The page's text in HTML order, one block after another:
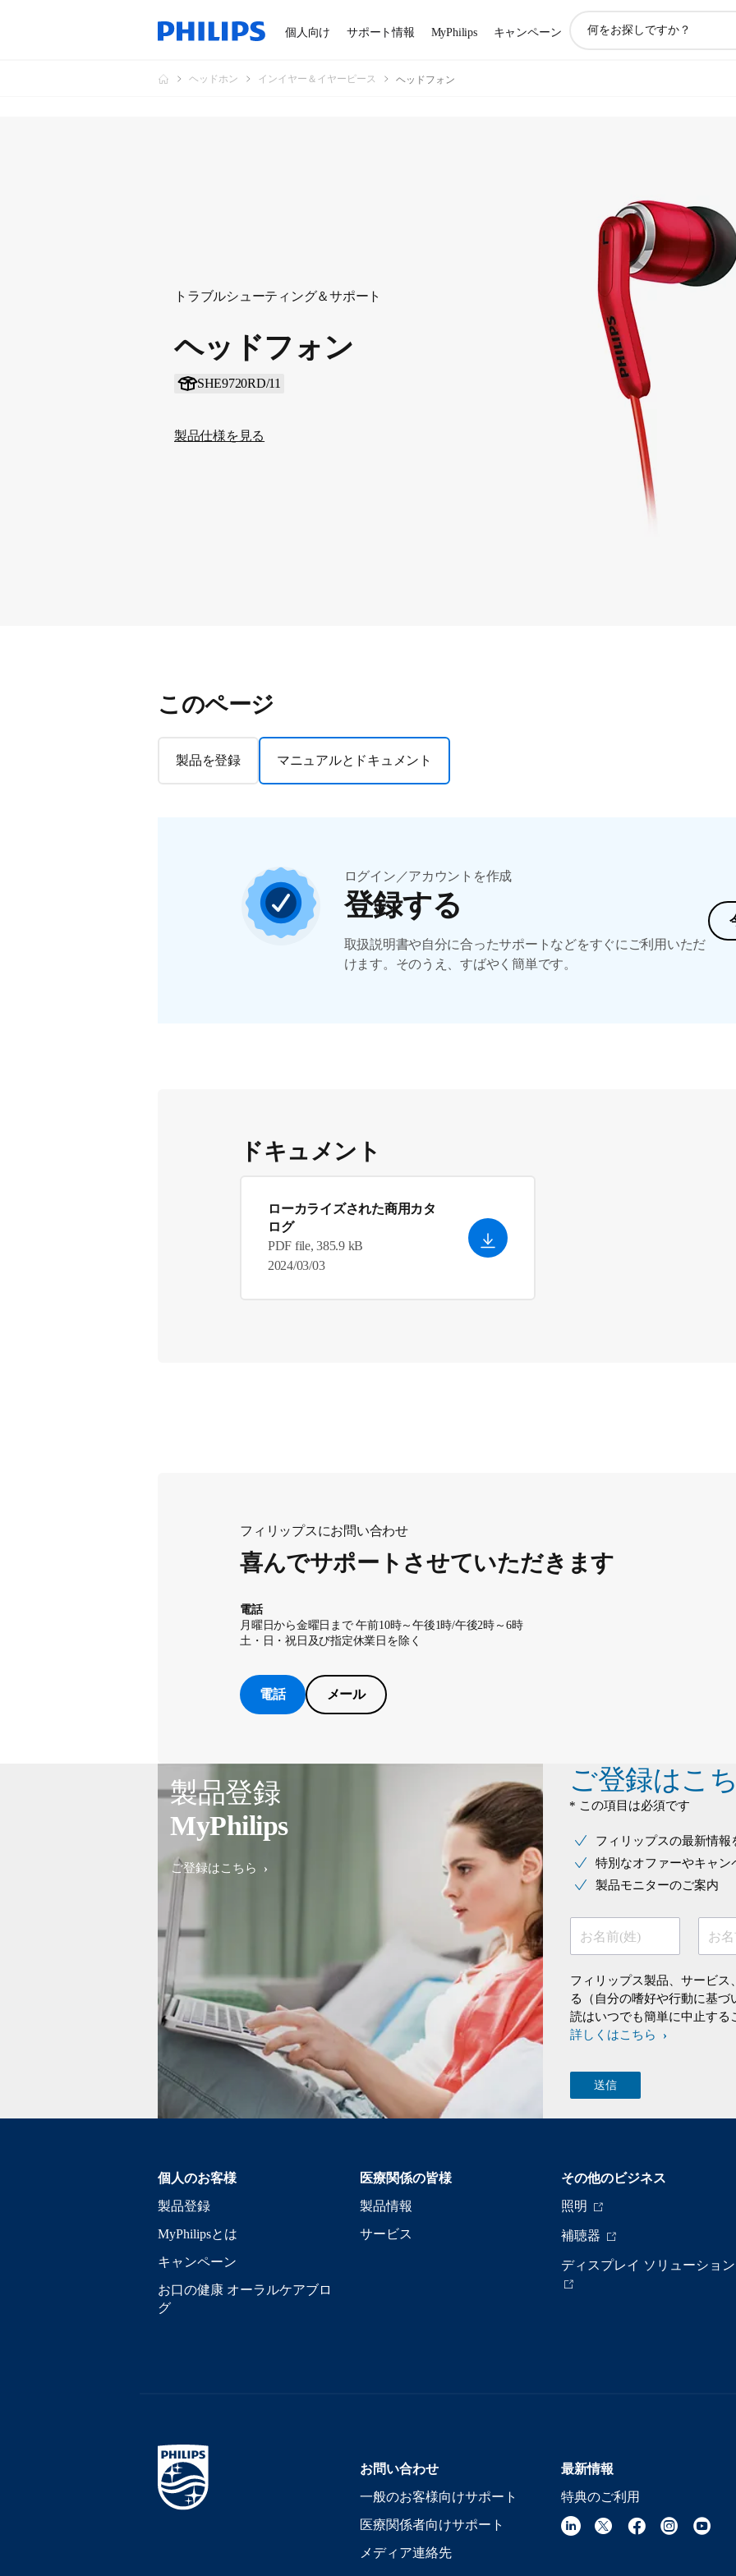
個人向け サポート情報 MyPhilips キャンペーン
ヘッドホン インイヤー＆イヤーピース ヘッドフォン
トラブルシューティング＆サポート
ヘッドフォン
SHE9720RD/11
製品仕様を見る
このページ
製品を登録 マニュアルとドキュメント
ログイン／アカウントを作成
登録する
取扱説明書や自分に合ったサポートなどをすぐにご利用いただ
けます。そのうえ、すばやく簡単です。
ドキュメント
ローカライズされた商用カタ
ログ
PDF file, 385.9 kB
2024/03/03
フィリップスにお問い合わせ
喜んでサポートさせていただきます
電話
月曜日から金曜日まで 午前10時～午後1時/午後2時～6時
土・日・祝日及び指定休業日を除く
電話 メール
製品登録
MyPhilips
ご登録はこちら
ご登録はこ
* この項目は必須です
フィリップスの最新情報
特別なオファーやキャン
製品モニターのご案内
お名前(姓) お
フィリップス製品、サービ
る（自分の嗜好や行動に基
読はいつでも簡単に中止する
詳しくはこちら
個人のお客様
製品登録
MyPhilipsとは
キャンペーン
お口の健康 オーラルケアブロ
グ
医療関係の皆様
製品情報
サービス
その他のビジネス
照明
補聴器
ディスプレイ ソリューション
お問い合わせ
一般のお客様向けサポート
医療関係者向けサポート
メディア連絡先
最新情報
特典のご利用